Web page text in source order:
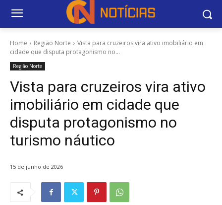
Home Região Norte
Vista para cruzeiros vira ativo imobiliário em
cidade que disputa protagonismo no...
Região Norte
Vista para cruzeiros vira ativo
imobiliário em cidade que
disputa protagonismo no
turismo náutico
15 de junho de 2026